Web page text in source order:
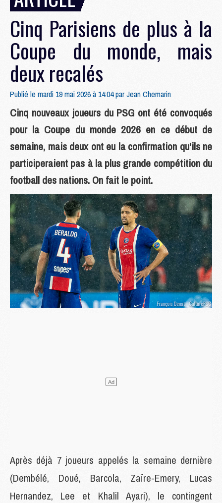
Cinq Parisiens de plus à la
Coupe du monde, mais
deux recalés
Publié le mardi 19 mai 2026 à 14:04 parJean Chemarin
Cinq nouveaux joueurs du PSG ont été convoqués
pour la Coupe du monde 2026 en ce début de
semaine, mais deux ont eu la confirmation qu'ils ne
participeraient pas à la plus grande compétition du
football des nations. On fait le point.
Après déjà 7 joueurs appelés la semaine dernière
(Dembélé, Doué, Barcola, Zaïre-Emery, Lucas
Hernandez, Lee et Khalil Ayari), le contingent